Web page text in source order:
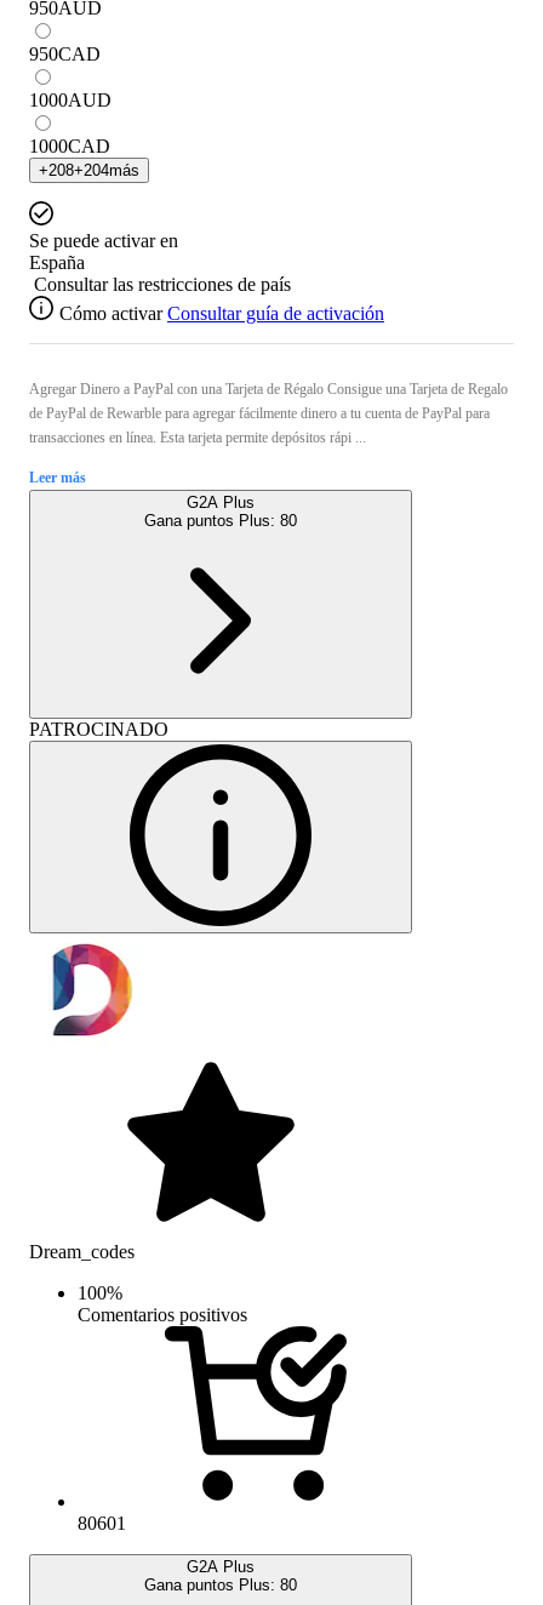
950AUD
950CAD
1000AUD
1000CAD
+208+204más
Se puede activar en
España
Consultar las restricciones de país
Cómo activar Consultar guía de activación
Agregar Dinero a PayPal con una Tarjeta de Régalo Consigue una Tarjeta de Regalo
de PayPal de Rewarble para agregar fácilmente dinero a tu cuenta de PayPal para
transacciones en línea. Esta tarjeta permite depósitos rápi ...
Leer más
G2A Plus
Gana puntos Plus: 80
PATROCINADO
Dream_codes
100%
Comentarios positivos
80601
G2A Plus
Gana puntos Plus: 80